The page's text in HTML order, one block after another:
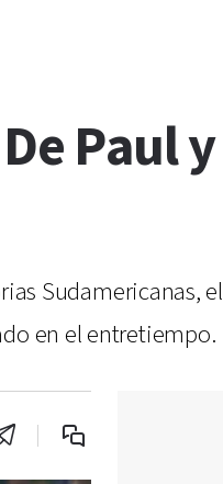
Paul
Sudamericanas,
en el entretiempo.